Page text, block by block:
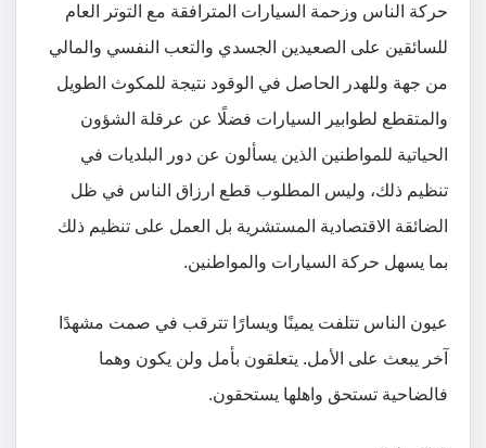
حركة الناس وزحمة السيارات المترافقة مع التوتر العام
للسائقين على الصعيدين الجسدي والتعب النفسي والمالي
من جهة وللهدر الحاصل في الوقود نتيجة للمكوث الطويل
والمتقطع لطوابير السيارات فضلًا عن عرقلة الشؤون
الحياتية للمواطنين الذين يسألون عن دور البلديات في
تنظيم ذلك، وليس المطلوب قطع ارزاق الناس في ظل
الضائقة الاقتصادية المستشرية بل العمل على تنظيم ذلك
بما يسهل حركة السيارات والمواطنين.
عيون الناس تتلفت يمينًا ويسارًا تترقب في صمت مشهدًا
آخر يبعث على الأمل. يتعلقون بأمل ولن يكون وهما
فالضاحية تستحق واهلها يستحقون.